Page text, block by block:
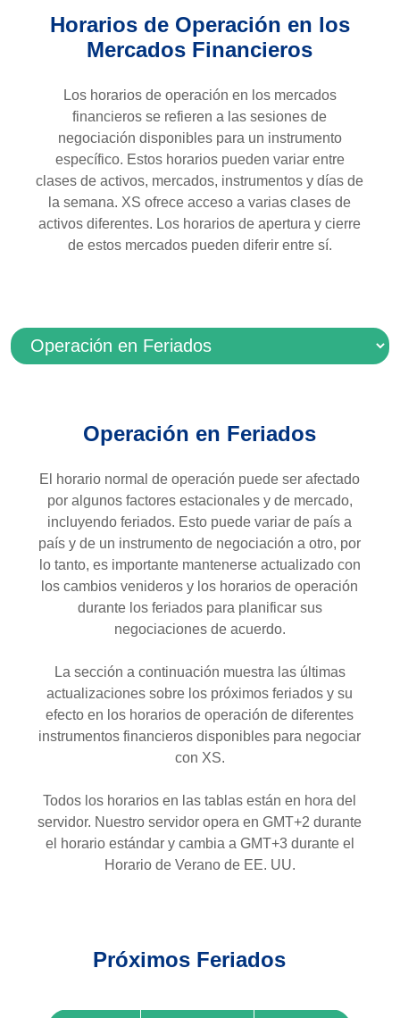
Horarios de Operación en los
Mercados Financieros
Los horarios de operación en los mercados
financieros se refieren a las sesiones de
negociación disponibles para un instrumento
específico. Estos horarios pueden variar entre
clases de activos, mercados, instrumentos y días de
la semana. XS ofrece acceso a varias clases de
activos diferentes. Los horarios de apertura y cierre
de estos mercados pueden diferir entre sí.
Operación en Feriados
El horario normal de operación puede ser afectado
por algunos factores estacionales y de mercado,
incluyendo feriados. Esto puede variar de país a
país y de un instrumento de negociación a otro, por
lo tanto, es importante mantenerse actualizado con
los cambios venideros y los horarios de operación
durante los feriados para planificar sus
negociaciones de acuerdo.
La sección a continuación muestra las últimas
actualizaciones sobre los próximos feriados y su
efecto en los horarios de operación de diferentes
instrumentos financieros disponibles para negociar
con XS.
Todos los horarios en las tablas están en hora del
servidor. Nuestro servidor opera en GMT+2 durante
el horario estándar y cambia a GMT+3 durante el
Horario de Verano de EE. UU.
Próximos Feriados